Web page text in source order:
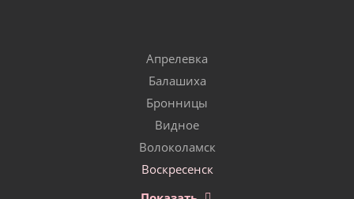
Апрелевка
Балашиха
Бронницы
Видное
Волоколамск
Воскресенск